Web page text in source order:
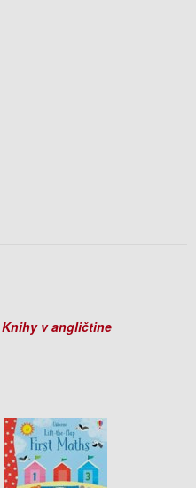
Knihy v angličtine